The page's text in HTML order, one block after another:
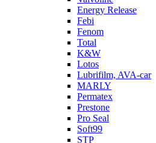
Energy Release
Febi
Fenom
Total
K&W
Lotos
Lubrifilm, AVA-car
MARLY
Permatex
Prestone
Pro Seal
Soft99
STP